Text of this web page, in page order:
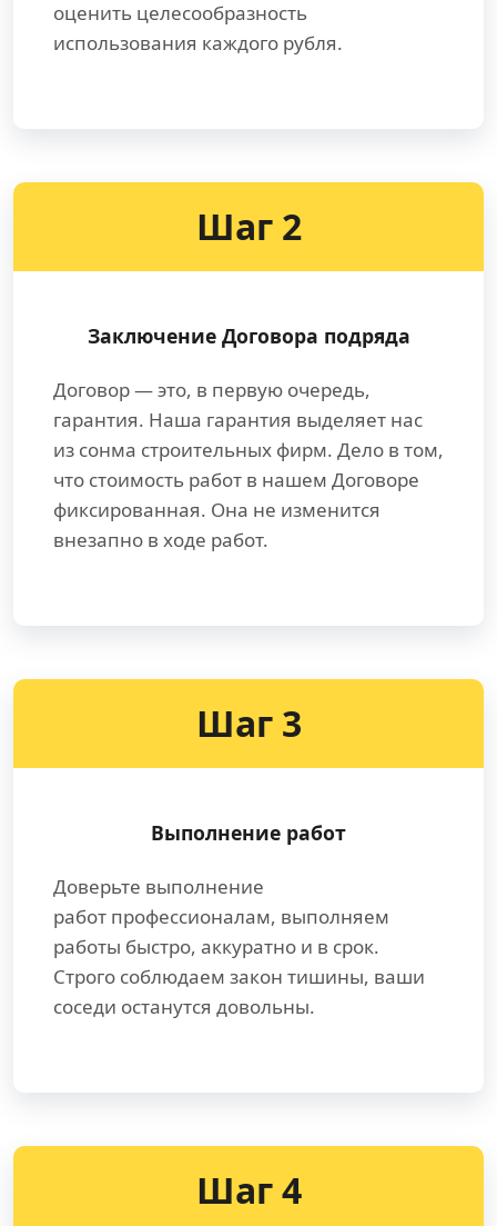
оценить целесообразность
использования каждого рубля.
Шаг 2
Заключение Договора подряда
Договор — это, в первую очередь,
гарантия. Наша гарантия выделяет нас
из сонма строительных фирм. Дело в том,
что стоимость работ в нашем Договоре
фиксированная. Она не изменится
внезапно в ходе работ.
Шаг 3
Выполнение работ
Доверьте выполнение
работ профессионалам, выполняем
работы быстро, аккуратно и в срок.
Строго соблюдаем закон тишины, ваши
соседи останутся довольны.
Шаг 4